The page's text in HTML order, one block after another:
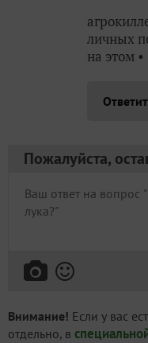
личных
на этом •
Пожалуйста,
Внимание! Если у вас
отдельно, в